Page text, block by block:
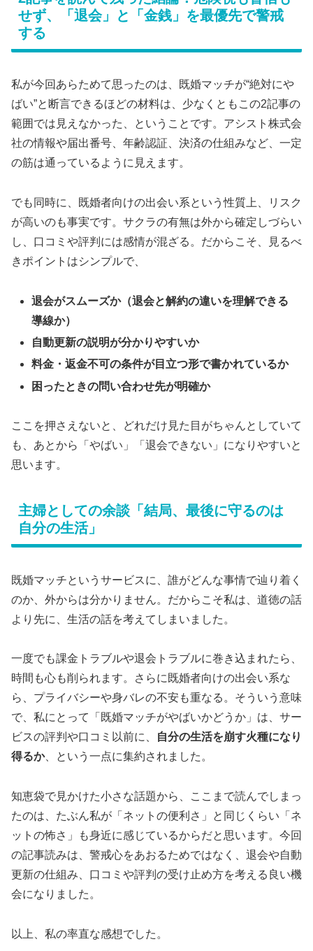
せず、「退会」と「金銭」を最優先で警戒
する
私が今回あらためて思ったのは、既婚マッチが“絶対にや
ばい”と断言できるほどの材料は、少なくともこの2記事の
範囲では見えなかった、ということです。アシスト株式会
社の情報や届出番号、年齢認証、決済の仕組みなど、一定
の筋は通っているように見えます。
でも同時に、既婚者向けの出会い系という性質上、リスク
が高いのも事実です。サクラの有無は外から確定しづらい
し、口コミや評判には感情が混ざる。だからこそ、見るべ
きポイントはシンプルで、
退会がスムーズか（退会と解約の違いを理解できる
導線か）
自動更新の説明が分かりやすいか
料金・返金不可の条件が目立つ形で書かれているか
困ったときの問い合わせ先が明確か
ここを押さえないと、どれだけ見た目がちゃんとしていて
も、あとから「やばい」「退会できない」になりやすいと
思います。
主婦としての余談「結局、最後に守るのは
自分の生活」
既婚マッチというサービスに、誰がどんな事情で辿り着く
のか、外からは分かりません。だからこそ私は、道徳の話
より先に、生活の話を考えてしまいました。
一度でも課金トラブルや退会トラブルに巻き込まれたら、
時間も心も削られます。さらに既婚者向けの出会い系な
ら、プライバシーや身バレの不安も重なる。そういう意味
で、私にとって「既婚マッチがやばいかどうか」は、サー
ビスの評判や口コミ以前に、
自分の生活を崩す火種になり
得るか、という一点に集約されました。
知恵袋で見かけた小さな話題から、ここまで読んでしまっ
たのは、たぶん私が「ネットの便利さ」と同じくらい「ネ
ットの怖さ」も身近に感じているからだと思います。今回
の記事読みは、警戒心をあおるためではなく、退会や自動
更新の仕組み、口コミや評判の受け止め方を考える良い機
会になりました。
以上、私の率直な感想でした。